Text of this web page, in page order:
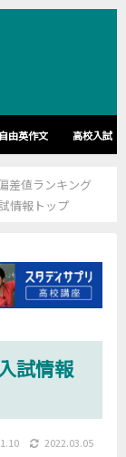
自由英作文 高校入試
差値ランキング
情報トップ
試情報
2022.03.05